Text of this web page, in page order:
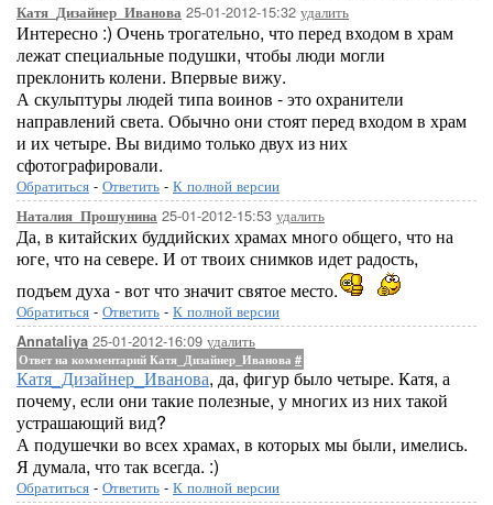
Катя_Дизайнер_Иванова 25-01-2012-15:32 удалить
Интересно :) Очень трогательно, что перед входом в храм
лежат специальные подушки, чтобы люди могли
преклонить колени. Впервые вижу.
А скульптуры людей типа воинов - это охранители
направлений света. Обычно они стоят перед входом в храм
и их четыре. Вы видимо только двух из них
сфотографировали.
Обратиться - Ответить - К полной версии
Наталия_Прошунина 25-01-2012-15:53 удалить
Да, в китайских буддийских храмах много общего, что на
юге, что на севере. И от твоих снимков идет радость,
подъем духа - вот что значит святое место.
Обратиться - Ответить - К полной версии
Annataliya 25-01-2012-16:09 удалить
Ответ на комментарий Катя_Дизайнер_Иванова #
Катя_Дизайнер_Иванова, да, фигур было четыре. Катя, а
почему, если они такие полезные, у многих из них такой
устрашающий вид?
А подушечки во всех храмах, в которых мы были, имелись.
Я думала, что так всегда. :)
Обратиться - Ответить - К полной версии